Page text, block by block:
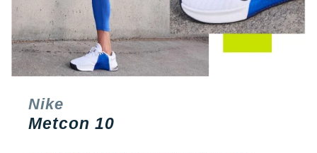
Nike
Metcon 10